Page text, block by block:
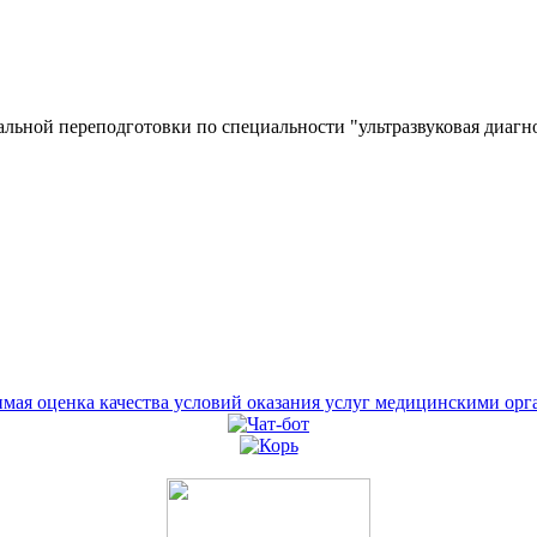
переподготовки по специальности "ультразвуковая